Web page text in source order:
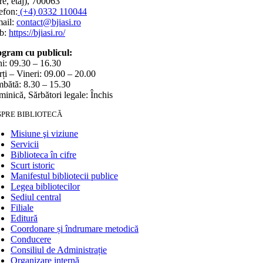
(+4) 0332 110044
contact@bjiasi.ro
https://bjiasi.ro/
cu publicul:
09.30 – 16.30
– Vineri: 09.00 – 20.00
8.30 – 15.30
Sărbători legale: Închis
BIBLIOTECĂ
Misiune şi viziune
Servicii
Biblioteca în cifre
Scurt istoric
Manifestul bibliotecii publice
Legea bibliotecilor
Sediul central
Filiale
Editură
Coordonare și îndrumare metodică
Conducere
Consiliul de Administrație
Organizare internă